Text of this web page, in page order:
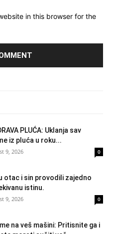
in this browser for the
PLUĆA: Uklanja sav
iz pluća u roku...
9, 2026 0
otac i sin provodili zajedno
istinu.
9, 2026 0
na veš mašini: Pritisnite ga i